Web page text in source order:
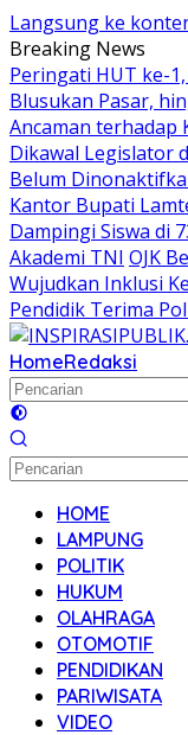
Langsung ke
Breaking News
Peringati HUT ke-
Blusukan Pasar,
Ancaman terhadap
Dikawal Legislator
Belum
Kantor Bupati
Dampingi Siswa di
Akademi TNI OJK
Wujudkan Inklusi
Pendidik Terima
HomeRedaksi
HOME
LAMPUNG
POLITIK
HUKUM
OLAHRAGA
OTOMOTIF
PENDIDIKAN
PARIWISATA
VIDEO